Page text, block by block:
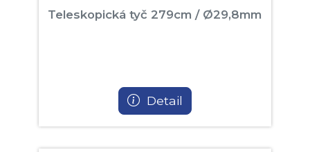
Teleskopická tyč 279cm / Ø29,8mm
Detail